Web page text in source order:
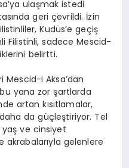
ulaşmak istedi
geri çevrildi. İzin
Kudüs’e geçiş
Filistinli, sadece Mescid-
belirtti.
Mescid-i Aksa’dan
yana zor şartlarda
artan kısıtlamalar,
da güçleştiriyor. Tel
yaş ve cinsiyet
akrabalarıyla gelenlere